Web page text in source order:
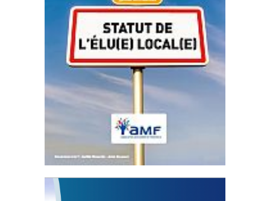
Statut de l’élu local
3 avril 2024